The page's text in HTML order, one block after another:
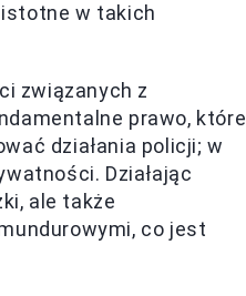
istotne w takich
związanych z
prawo, które
działania policji; w
Działając
ale także
co jest